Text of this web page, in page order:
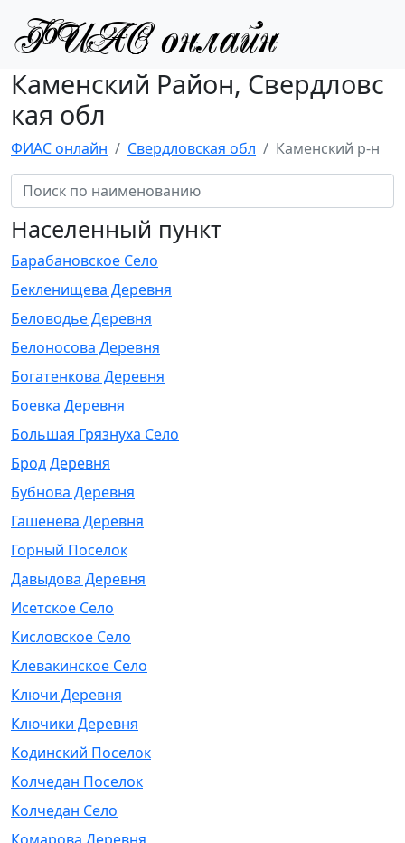
Каменский Район, Свердловс
кая обл
ФИАС онлайн Свердловская обл Каменский р-н
Населенный пункт
Барабановское Село
Бекленищева Деревня
Беловодье Деревня
Белоносова Деревня
Богатенкова Деревня
Боевка Деревня
Большая Грязнуха Село
Брод Деревня
Бубнова Деревня
Гашенева Деревня
Горный Поселок
Давыдова Деревня
Исетское Село
Кисловское Село
Клевакинское Село
Ключи Деревня
Ключики Деревня
Кодинский Поселок
Колчедан Поселок
Колчедан Село